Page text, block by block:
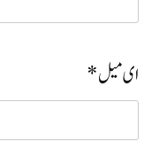
ای میل*